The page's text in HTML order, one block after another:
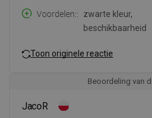
Voordelen:
zwarte kleur,
beschikbaarheid
Toon originele reactie
Beoordeling van
JacoR